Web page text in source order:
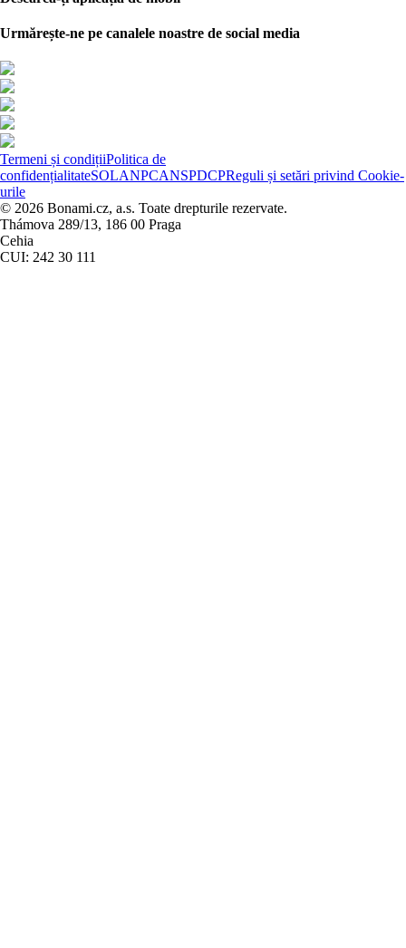
Urmărește-ne pe canalele noastre de social media
Termeni și condițiiPolitica de
confidențialitateSOLANPCANSPDCPReguli și setări privind Cookie-
urile
© 2026 Bonami.cz, a.s. Toate drepturile rezervate.
Thámova 289/13, 186 00 Praga
Cehia
CUI: 242 30 111